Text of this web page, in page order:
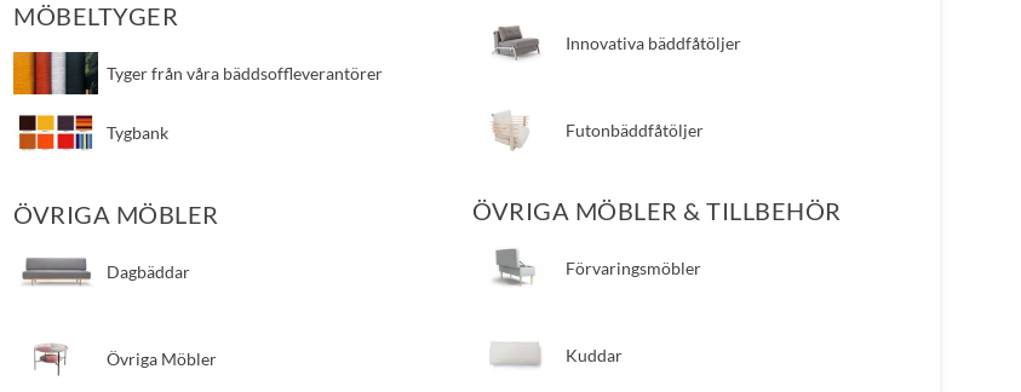
MÖBELTYGER
Tyger från våra bäddsoffleverantörer
Tygbank
ÖVRIGA MÖBLER
Dagbäddar
Övriga Möbler
​Innovativa bäddfåtöljer
​Futonbäddfåtöljer
ÖVRIGA MÖBLER & TILLBEHÖR
​Förvaringsmöbler
​Kuddar